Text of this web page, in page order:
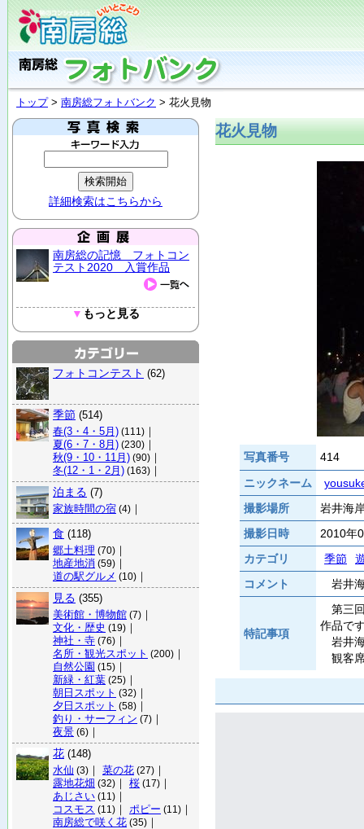
トップ> 南房総フォトバンク > 花火見物
詳細検索はこちらから
南房総の記憶 フォトコン
テスト2020 入賞作品
▼ もっと見る
フォトコンテスト (62)
季節 (514)
春(3・4・5月) (111) ｜
夏(6・7・8月) (230) ｜
秋(9・10・11月) (90) ｜
冬(12・1・2月) (163) ｜
泊まる (7)
家族時間の宿 (4) ｜
食 (118)
郷土料理 (70) ｜
地産地消 (59) ｜
道の駅グルメ (10) ｜
見る (355)
美術館・博物館 (7) ｜
文化・歴史 (19) ｜
神社・寺 (76) ｜
名所・観光スポット (200) ｜
自然公園 (15) ｜
新緑・紅葉 (25) ｜
朝日スポット (32) ｜
夕日スポット (58) ｜
釣り・サーフィン (7) ｜
夜景 (6) ｜
花 (148)
水仙 (3) ｜ 菜の花 (27) ｜
露地花畑 (32) ｜ 桜 (17) ｜
あじさい (11) ｜
コスモス (11) ｜ ポピー (11) ｜
南房総で咲く花 (35) ｜
花火見物
写真番号
414
ニックネーム
撮影場所
岩井海
撮影日時
2010年
カテゴリ
季節
コメント
岩井
特記事項
第三回
作品で
岩井海
観客